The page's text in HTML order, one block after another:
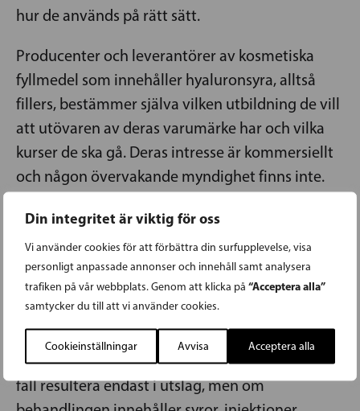
Din integritet är viktig för oss
Vi använder cookies för att förbättra din surfupplevelse, visa
personligt anpassade annonser och innehåll samt analysera
trafiken på vår webbplats. Genom att klicka på “Acceptera alla”
samtycker du till att vi använder cookies.
Cookieinställningar Avvisa Acceptera alla
hur de används på rätt sätt.
Producenter och leverantörer av kosmetiska
fyllmedel som innehåller hyaluronsyra, alltså
fillers, bestämmer själva vilken utbildning de vill
att utövaren av deras varumärke har och vilka
kurser de ska gå. Deras intresse är kommersiellt
och någon övervakande myndighet finns inte.
helst kan köpa och använda. Som vår
lagstiftning är i dag kan vem som helst beställa i
princip vilken kosmetisk produkt som helst på
nätet och erbjuda behandling, utan att hen har
Att använda fel kosmetisk produkt kan i bästa
fall resultera endast i utslag, men om